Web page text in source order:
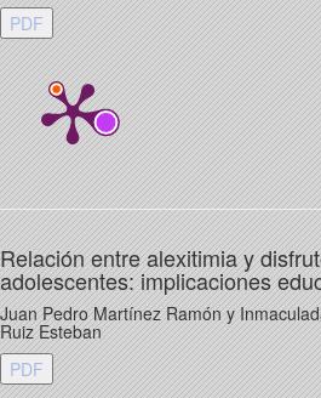
PDF
Relación entre alexitimia y
adolescentes: implicaciones
Juan Pedro Martínez Ramón y
Ruiz Esteban
PDF